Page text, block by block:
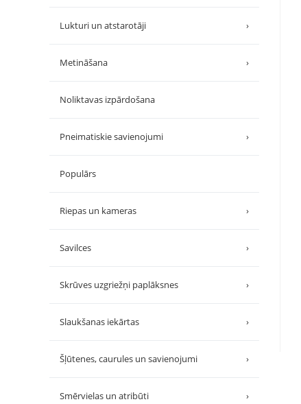
Lukturi un atstarotāji ›
Metināšana ›
Noliktavas izpārdošana
Pneimatiskie savienojumi ›
Populārs
Riepas un kameras ›
Savilces ›
Skrūves uzgriežņi paplāksnes ›
Slaukšanas iekārtas ›
Šļūtenes, caurules un savienojumi ›
Smērvielas un atribūti ›